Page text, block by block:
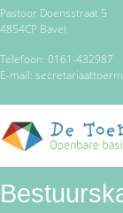
Pastoor Doensstraat 5
4854CP Bavel
Telefoon: 0161-432987
E-mail: